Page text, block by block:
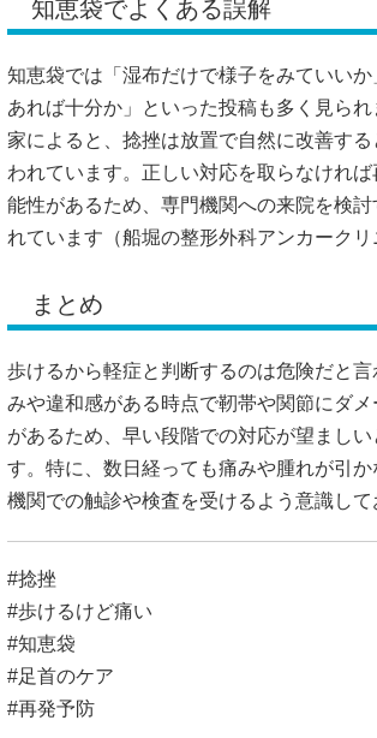
知恵袋でよくある誤解
知恵袋では「湿布だけで様子をみていい
あれば十分か」といった投稿も多く見ら
家によると、捻挫は放置で自然に改善す
われています。正しい対応を取らなけれ
能性があるため、専門機関への来院を検討
れています（船堀の整形外科アンカークリ
まとめ
歩けるから軽症と判断するのは危険だと
みや違和感がある時点で靭帯や関節にダ
があるため、早い段階での対応が望ましい
す。特に、数日経っても痛みや腫れが引
機関での触診や検査を受けるよう意識して
#捻挫
#歩けるけど痛い
#知恵袋
#足首のケア
#再発予防